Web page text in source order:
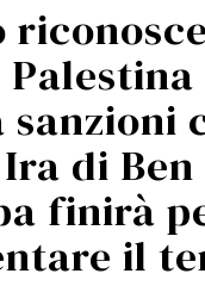
di
finirà
il